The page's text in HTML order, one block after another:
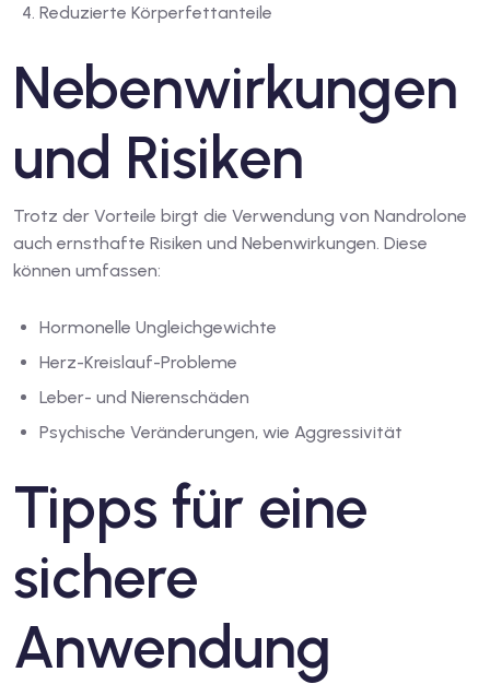
Reduzierte Körperfettanteile
Nebenwirkungen
und Risiken
Trotz der Vorteile birgt die Verwendung von Nandrolone
auch ernsthafte Risiken und Nebenwirkungen. Diese
können umfassen:
Hormonelle Ungleichgewichte
Herz-Kreislauf-Probleme
Leber- und Nierenschäden
Psychische Veränderungen, wie Aggressivität
Tipps für eine
sichere
Anwendung